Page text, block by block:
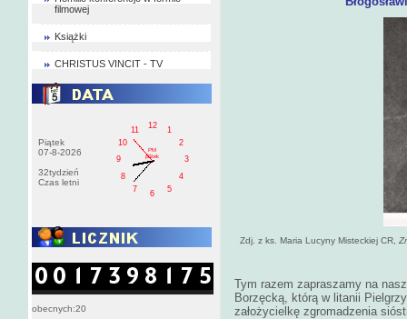
filmowej
Książki
CHRISTUS VINCIT - TV
Piątek
07-8-2026
32tydzień
Czas letni
1
2
3
4
5
6
7
8
9
10
11
12
PM
pištek
obecnych:20
Zdj. z ks. Maria Lucyny Misteckiej CR,
Tym razem zapraszamy na
Borzęcką, którą w litanii
założycielkę zgromadzenia